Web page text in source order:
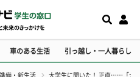
車のある生活 引っ越し・一人暮らし
備・新生活 大学生に聞いた！ 正直……「大